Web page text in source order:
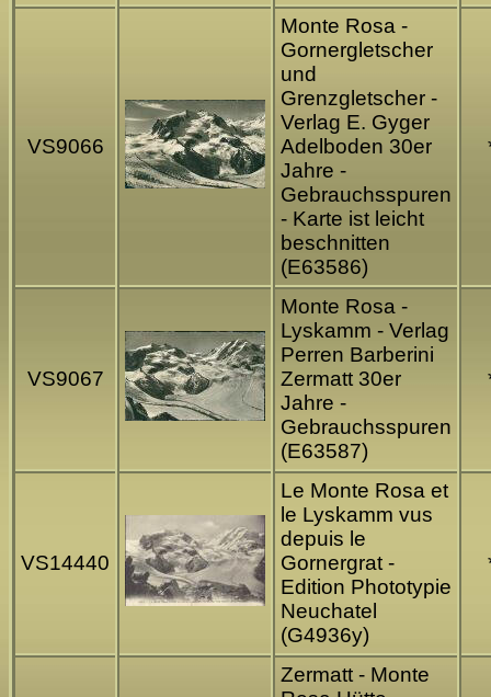
VS9066
Monte Rosa -
Gornergletscher
und
Grenzgletscher -
Verlag E. Gyger
Adelboden 30er
Jahre -
Gebrauchsspuren
- Karte ist leicht
beschnitten
(E63586)
VS9067
Monte Rosa -
Lyskamm - Verlag
Perren Barberini
Zermatt 30er
Jahre -
Gebrauchsspuren
(E63587)
VS14440
Le Monte Rosa et
le Lyskamm vus
depuis le
Gornergrat -
Edition Phototypie
Neuchatel
(G4936y)
Zermatt - Monte